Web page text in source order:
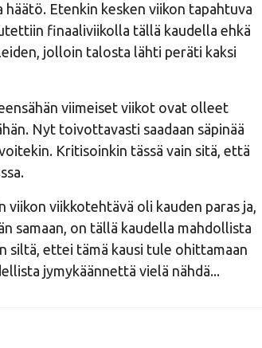
Etenkin kesken viikon tapahtuva
finaaliviikolla tällä kaudella ehkä
jolloin talosta lähti peräti kaksi
viimeiset viikot ovat olleet
Nyt toivottavasti saadaan säpinää
Kritisoinkin tässä vain sitä, että
viikon viikkotehtävä oli kauden paras ja,
samaan, on tällä kaudella mahdollista
siltä, ettei tämä kausi tule ohittamaan
jymykäännettä vielä nähdä...